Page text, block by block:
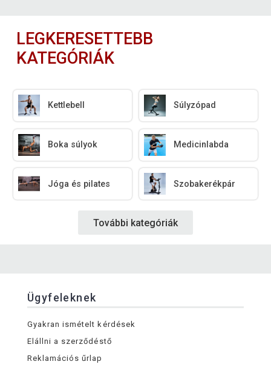
LEGKERESETTEBB
KATEGÓRIÁK
Kettlebell Súlyzópad
Boka súlyok Medicinlabda
Jóga és pilates Szobakerékpár
További kategóriák
Ügyfeleknek
Gyakran ismételt kérdések
Elállni a szerződéstő
Reklamációs űrlap